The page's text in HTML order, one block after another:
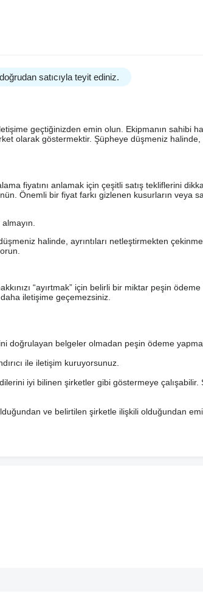
satıcıyla teyit ediniz.
geçtiğinizden emin olun. Ekipmanın sahibi
olarak göstermektir. Şüpheye düşmeniz
fiyatını anlamak için çeşitli satış tekliflerini
Önemli bir fiyat farkı gizlenen kusurların veya
halinde, ayrıntıları netleştirmekten
“ayırtmak” için belirli bir miktar peşin
iletişime geçemezsiniz.
doğrulayan belgeler olmadan peşin ödeme
ile iletişim kuruyorsunuz.
iyi bilinen şirketler gibi göstermeye çalışabilir.
ve belirtilen şirketle ilişkili olduğundan